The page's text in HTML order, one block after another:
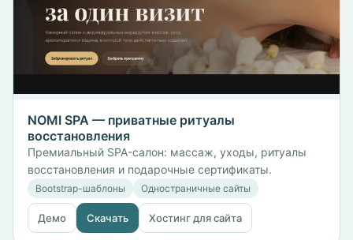
NOMI SPA — приватные ритуалы
восстановления
Премиальный SPA-салон: массаж, уходы, ритуалы
восстановления и подарочные сертификаты.
Bootstrap-шаблоны Одностраничные сайты
Демо Скачать Хостинг для сайта